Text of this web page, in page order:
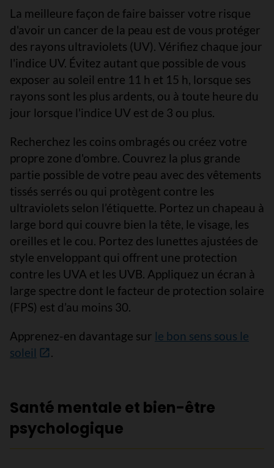
La meilleure façon de faire baisser votre risque
d'avoir un cancer de la peau est de vous protéger
des rayons ultraviolets (UV). Vérifiez chaque jour
l'indice UV. Évitez autant que possible de vous
exposer au soleil entre 11 h et 15 h, lorsque ses
rayons sont les plus ardents, ou à toute heure du
jour lorsque l'indice UV est de 3 ou plus.
Recherchez les coins ombragés ou créez votre
propre zone d'ombre. Couvrez la plus grande
partie possible de votre peau avec des vêtements
tissés serrés ou qui protègent contre les
ultraviolets selon l’étiquette. Portez un chapeau à
large bord qui couvre bien la tête, le visage, les
oreilles et le cou. Portez des lunettes ajustées de
style enveloppant qui offrent une protection
contre les UVA et les UVB. Appliquez un écran à
large spectre dont le facteur de protection solaire
(FPS) est d’au moins 30.
Apprenez-en davantage sur le bon sens sous le
soleil
.
Santé mentale et bien-être
psychologique